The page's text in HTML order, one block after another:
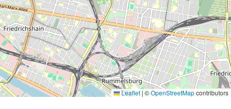
Leaflet| ©OpenStreetMapcontributors